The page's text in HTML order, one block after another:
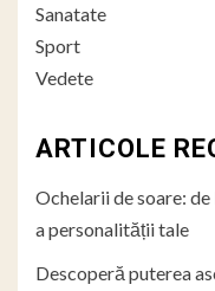
Sanatate
Sport
Vedete
ARTICOLE
Ochelarii de soare:
a personalității tale
Descoperă puterea